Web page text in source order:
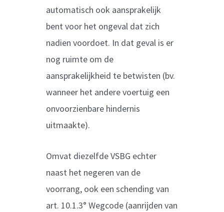
automatisch ook aansprakelijk
bent voor het ongeval dat zich
nadien voordoet. In dat geval is er
nog ruimte om de
aansprakelijkheid te betwisten (bv.
wanneer het andere voertuig een
onvoorzienbare hindernis
uitmaakte).
Omvat diezelfde VSBG echter
naast het negeren van de
voorrang, ook een schending van
art. 10.1.3° Wegcode (aanrijden van